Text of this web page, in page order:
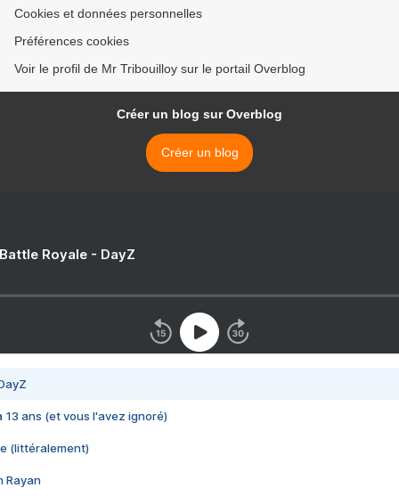
Cookies et données personnelles
Préférences cookies
Voir le profil de Mr Tribouilloy sur le portail Overblog
Créer un blog sur Overblog
Créer un blog
Royale - DayZ
13 ans (et vous l'avez ignoré)
(littéralement)
Rayan